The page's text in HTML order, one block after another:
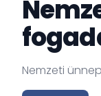
Nemzeti